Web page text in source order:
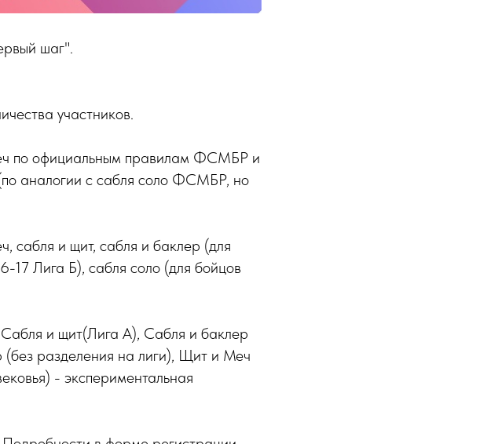
шаг".
участников.
по официальным правилам ФСМБР и
аналогии с сабля соло ФСМБР, но
сабля и щит, сабля и баклер (для
17 Лига Б), сабля соло (для бойцов
и щит(Лига А), Сабля и баклер
(без разделения на лиги), Щит и Меч
- экспериментальная